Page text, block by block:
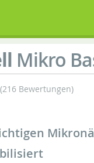
Mikro
(216 Bewertungen)